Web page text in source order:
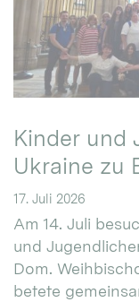
Kinder und
Ukraine zu
17. Juli 2026
Am 14. Juli
und
Dom.
betete